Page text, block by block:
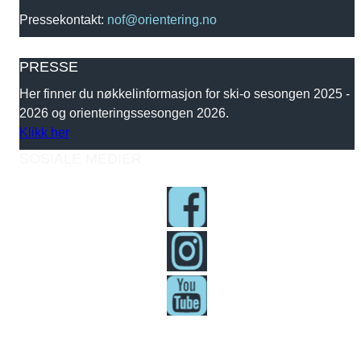
Pressekontakt: nof@orientering.no
PRESSE
Her finner du nøkkelinformasjon for ski-o sesongen 2025 -
2026 og orienteringssesongen 2026.
Klikk her